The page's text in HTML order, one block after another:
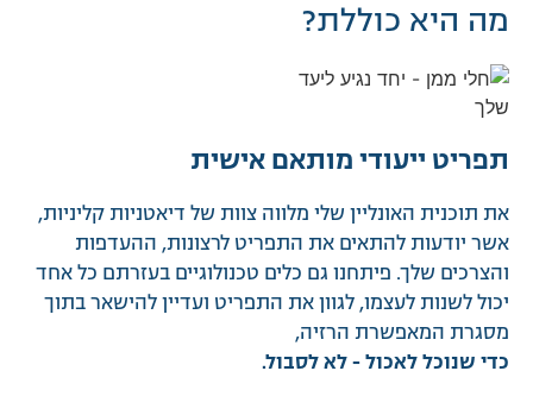
מה היא כוללת?
תפריט ייעודי מותאם אישית
את תוכנית האונליין שלי מלווה צוות של דיאטניות קליניות,
אשר יודעות להתאים את התפריט לרצונות, ההעדפות
והצרכים שלך. פיתחנו גם כלים טכנולוגיים בעזרתם כל אחד
יכול לשנות לעצמו, לגוון את התפריט ועדיין להישאר בתוך
מסגרת המאפשרת הרזיה,
כדי שנוכל לאכול - לא לסבול.